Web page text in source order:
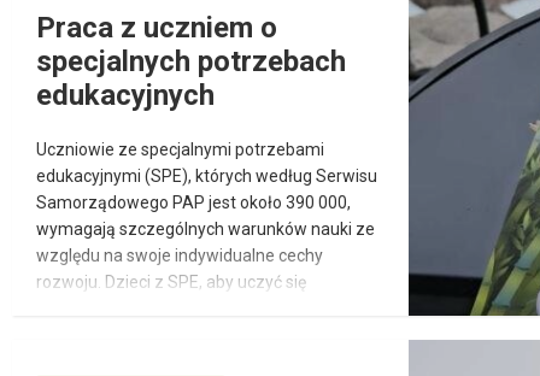
Praca z uczniem o
specjalnych potrzebach
edukacyjnych
Uczniowie ze specjalnymi potrzebami
edukacyjnymi (SPE), których według Serwisu
Samorządowego PAP jest około 390 000,
wymagają szczególnych warunków nauki ze
względu na swoje indywidualne cechy
rozwoju. Dzieci z SPE, aby uczyć się